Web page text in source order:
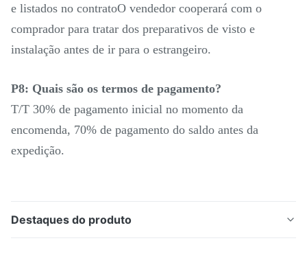
e listados no contratoO vendedor cooperará com o
comprador para tratar dos preparativos de visto e
instalação antes de ir para o estrangeiro.
P8: Quais são os termos de pagamento?
T/T 30% de pagamento inicial no momento da
encomenda, 70% de pagamento do saldo antes da
expedição.
Destaques do produto